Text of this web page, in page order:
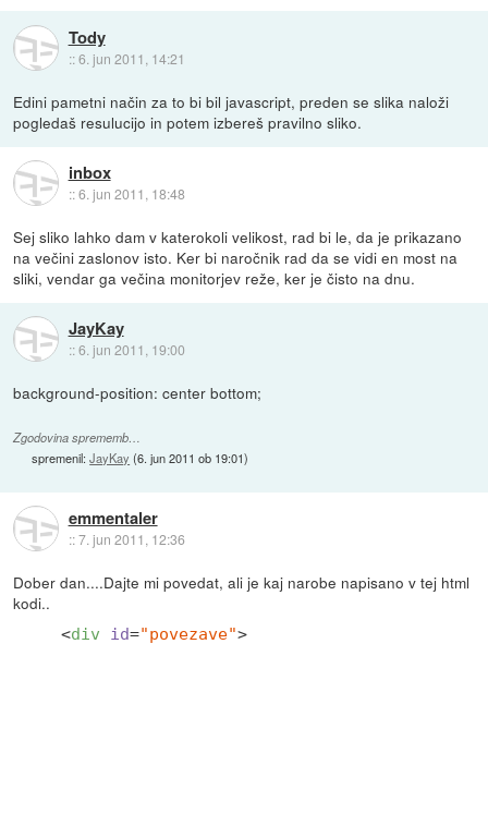
Tody
::6. jun 2011, 14:21
Edini pametni način za to bi bil javascript, preden se slika naloži
pogledaš resulucijo in potem izbereš pravilno sliko.
inbox
::6. jun 2011, 18:48
Sej sliko lahko dam v katerokoli velikost, rad bi le, da je prikazano
na večini zaslonov isto. Ker bi naročnik rad da se vidi en most na
sliki, vendar ga večina monitorjev reže, ker je čisto na dnu.
JayKay
::6. jun 2011, 19:00
background-position: center bottom;
Zgodovina sprememb…
spremenil:JayKay (6. jun 2011 ob 19:01)
emmentaler
::7. jun 2011, 12:36
Dober dan....Dajte mi povedat, ali je kaj narobe napisano v tej html
kodi..
<div id="povezave">